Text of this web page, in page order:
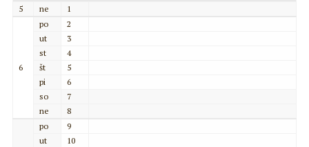
5
ne 1
6
po
2
ut
3
st
4
št
5
pi
6
so
7
ne
8
po
9
ut
10